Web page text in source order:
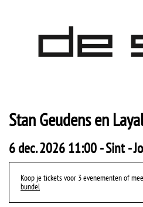
Stan Geudens en
6 dec. 2026 11:00 - Sint -
Koop je tickets voor 3 evenementen of
bundel